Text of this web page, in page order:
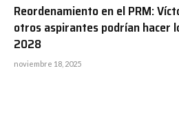
Reordenamiento en el PRM:
otros aspirantes podrían hacer
2028
noviembre 18, 2025